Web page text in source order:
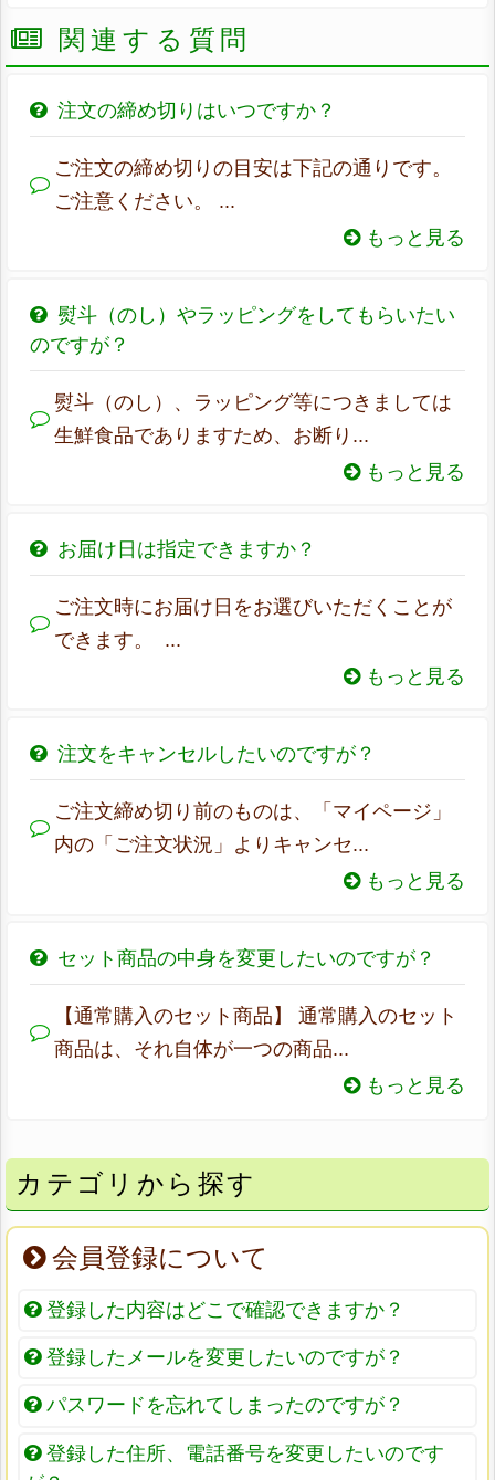
関連する質問
注文の締め切りはいつですか？
ご注文の締め切りの目安は下記の通りです。
ご注意ください。 ...
もっと見る
熨斗（のし）やラッピングをしてもらいたい
のですが？
熨斗（のし）、ラッピング等につきましては
生鮮食品でありますため、お断り...
もっと見る
お届け日は指定できますか？
ご注文時にお届け日をお選びいただくことが
できます。 ...
もっと見る
注文をキャンセルしたいのですが？
ご注文締め切り前のものは、「マイページ」
内の「ご注文状況」よりキャンセ...
もっと見る
セット商品の中身を変更したいのですが？
【通常購入のセット商品】 通常購入のセット
商品は、それ自体が一つの商品...
もっと見る
カテゴリから探す
会員登録について
登録した内容はどこで確認できますか？
登録したメールを変更したいのですが？
パスワードを忘れてしまったのですが？
登録した住所、電話番号を変更したいのです